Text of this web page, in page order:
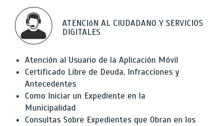
ATENCIóN AL CIUDADANO Y SERVICIOS
DIGITALES
Atención al Usuario de la Aplicación Móvil
Certificado Libre de Deuda, Infracciones y
Antecedentes
Como Iniciar un Expediente en la
Municipalidad
Consultas Sobre Expedientes que Obran en los